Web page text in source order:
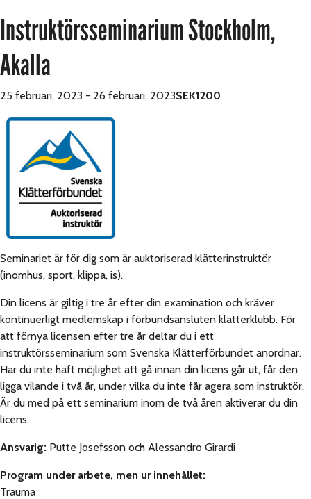
Instruktörsseminarium Stockholm,
Akalla
25 februari, 2023 - 26 februari, 2023SEK1200
Seminariet är för dig som är auktoriserad klätterinstruktör
(inomhus, sport, klippa, is).
Din licens är giltig i tre år efter din examination och kräver
kontinuerligt medlemskap i förbundsansluten klätterklubb. För
att förnya licensen efter tre år deltar du i ett
instruktörsseminarium som Svenska Klätterförbundet anordnar.
Har du inte haft möjlighet att gå innan din licens går ut, får den
ligga vilande i två år, under vilka du inte får agera som instruktör.
Är du med på ett seminarium inom de två åren aktiverar du din
licens.
Ansvarig: Putte Josefsson och Alessandro Girardi
Program under arbete, men ur innehållet:
Trauma